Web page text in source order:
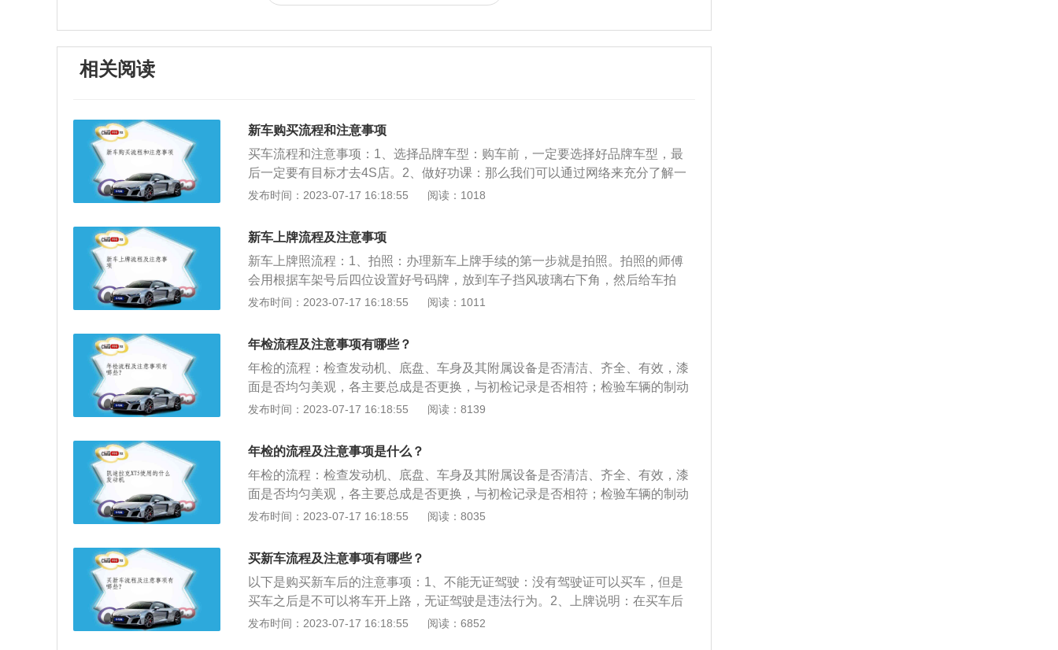
相关阅读
新车购买流程和注意事项
买车流程和注意事项：1、选择品牌车型：购车前，一定要选择好品牌车型，最
后一定要有目标才去4S店。2、做好功课：那么我们可以通过网络来充分了解一
下车型的特点、指导价、优缺点、油耗、保养成本等等。3、交流：买车时，销
配置：确定要哪一款车型后，这时就需要考虑车型的配置了，一定要选择适合自
己的。5、砍价：因为几乎所有汽车的售价都存在着较大的议价空间，所以大家
买车时一定要记得砍价。6、留意合同：在签署订车合同时，要注意合同每一项
细节，尤其是定金与订金，一字之差，就有可能导致订车费用退不了，注意订金
是他们必须退还的。7、验车：大家仔细阅读购买新车提车注意事项，4S店提车
费前一定要确定手续材料是否齐全，否则将会影响到之后上牌和保养。购新车需
注意哪些事项：1、价位：每个人都希望自己的爱车是最好的，但是好车价格肯
定不便宜，所以一定要在买车前充分考虑这个问题。2、警惕各种优惠：在购买
的陷阱。
发布时间：2023-07-17 16:18:55 阅读：1018
新车上牌流程及注意事项
新车上牌照流程：1、拍照：办理新车上牌手续的第一步就是拍照。拍照的师傅
会用根据车架号后四位设置好号码牌，放到车子挡风玻璃右下角，然后给车拍
照。拍照前车主需要把贴在挡风玻璃上的ccc贴纸以及汽车燃料消耗量标识贴纸去
拓印：拍完照就把车停到车管所查验区，找个师傅帮忙拓印。在提车的时候，4s
店已经给拓好了两份发动机号及车架号了，所以可以直接到刑侦窗口填表。但在
后期交资料时被告知还需要一份车架号的拓印。所以大家要注意了，上牌时需要
两份发动机号和三份车架号拓印。3、过线：如果买的是一台自主品牌的小轿
车，属于免检车型，可以省略过线检验这个步骤。非免检车则需要过线检测，包
发动机号及车架号后，车主便可以到刑侦检验室填写刑侦验车资料采集表。填写
好上述采集表后，把拓印号以及采集表上交给柜台的业务员录入资料，获得公安
局刑侦验车通知书。5、上交资料：到车管所的资料采集窗口，填写机动车登记
车登记所需资料：(1)机动车登记需提交的资料；(2)机动车注册申请表(需领取和
格证原件；(5)非上海市户口需流动人员信息登记表购置税附页。单位新车上牌所
需要的资料：(一)《机动车注册、转移、注销登记/转入申请表》;(二)机动车所有
人身份证明原件和复印件(公户需要提供组织机构代码证、最好再带上公章);(三)由
代理人代理的，还需提交代理人身份证明原件和复印件(代理人为单位的，还需提
发布时间：2023-07-17 16:18:55 阅读：1011
年检流程及注意事项有哪些？
年检的流程：检查发动机、底盘、车身及其附属设备是否清洁、齐全、有效，漆
面是否均匀美观，各主要总成是否更换，与初检记录是否相符；检验车辆的制动
性、转向操纵性、灯光、排气及其它安全性能是否符合“机动车安全运行技术条
登记是否与车况相符，有无变化，是否办理了审批和异动、变更手续；号牌、行
驶证及车上喷印的号牌放大字样有无损坏、涂改字迹不清等情况，是否需要更
换；大型汽车是否按照规定在车门两边用汉字仿宋体喷写单位名称或车辆所在的
街道、乡、镇名称和驾驶室限坐人数；货车后栏板（包括挂车后栏板）外侧是否
按规定喷写放大2~3倍的车号，个体或联营户的汽车，门的两侧是否喷写有“个
准）。年检的注意事项：定期检验合格的车辆，分别在行驶证和《机动车定期检
验表》加盖印章；定期检验不合格的车辆，要在规定的时间内修复，逾期仍然不
合格，车辆管理机关有权收缴不合格车辆的号牌和行驶证，车辆将不能在道路上
请延期；驻外汽车可委托所在地车辆管理机关代检，检验后将结果通知原籍车辆
发布时间：2023-07-17 16:18:55 阅读：8139
年检的流程及注意事项是什么？
年检的流程：检查发动机、底盘、车身及其附属设备是否清洁、齐全、有效，漆
面是否均匀美观，各主要总成是否更换，与初检记录是否相符；检验车辆的制动
性、转向操纵性、灯光、排气及其它安全性能是否符合“机动车安全运行技术条
登记是否与车况相符，有无变化，是否办理了审批和异动、变更手续；号牌、行
驶证及车上喷印的号牌放大字样有无损坏、涂改字迹不清等情况，是否需要更
换；大型汽车是否按照规定在车门两边用汉字仿宋体喷写单位名称或车辆所在的
街道、乡、镇名称和驾驶室限坐人数；货车后栏板（包括挂车后栏板）外侧是否
按规定喷写放大2~3倍的车号，个体或联营户的汽车，门的两侧是否喷写有“个
发布时间：2023-07-17 16:18:55 阅读：8035
买新车流程及注意事项有哪些？
以下是购买新车后的注意事项：1、不能无证驾驶：没有驾驶证可以买车，但是
买车之后是不可以将车开上路，无证驾驶是违法行为。2、上牌说明：在买车后
为汽车挂牌时，不会查验驾驶证。在购买新车后，上牌需要身份证、合格证、购
发布时间：2023-07-17 16:18:55 阅读：6852